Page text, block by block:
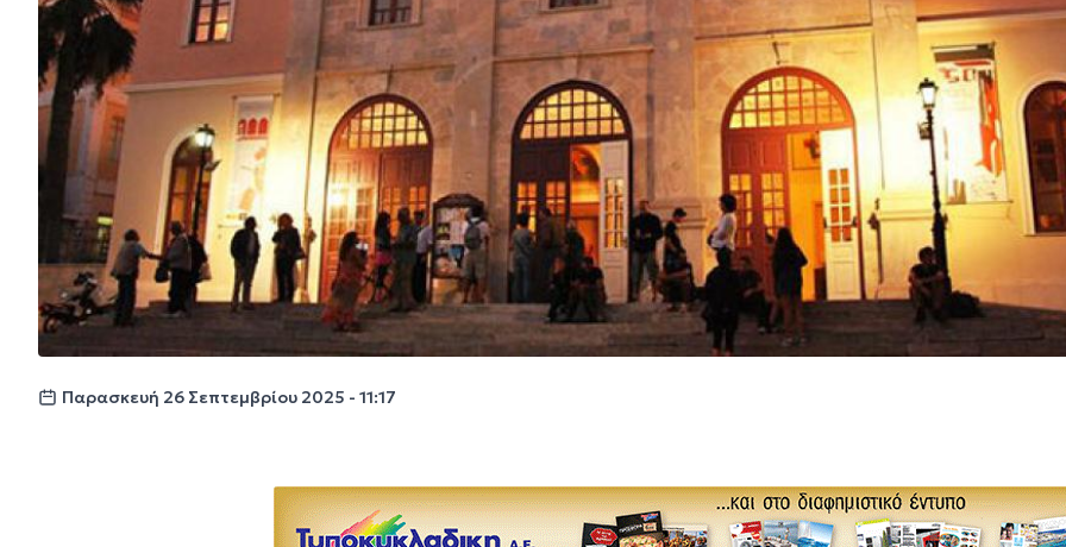
Παρασκευή 26 Σεπτεμβρίου 2025 - 11:17